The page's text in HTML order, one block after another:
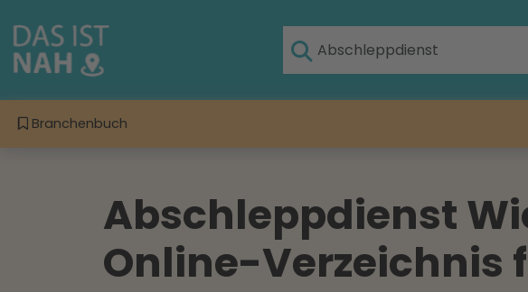
Branchenbuch
Abschleppdienst
Online-Verzeichnis